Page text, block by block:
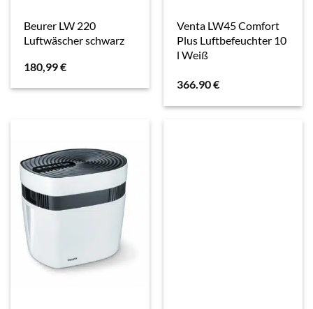
Beurer LW 220
Luftwäscher schwarz
180,99€
Venta LW45 Comfort
Plus Luftbefeuchter 10
l Weiß
366.90€